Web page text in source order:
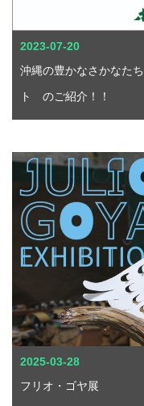
2023-07-20
沖縄の豊かなさかなた
ト のご紹介！！
2025-03-28
フリオ・ゴヤ展